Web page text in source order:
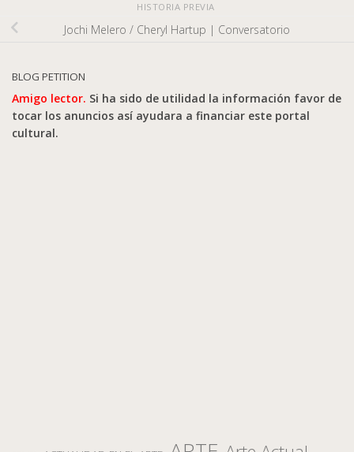
HISTORIA PREVIA
Jochi Melero / Cheryl Hartup | Conversatorio
BLOG PETITION
Amigo lector. Si ha sido de utilidad la información favor de
tocar los anuncios así ayudara a financiar este portal
cultural.